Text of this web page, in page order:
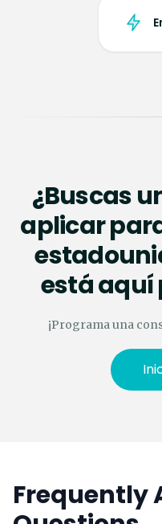
¿Buscas
aplicar
está
¡Programa una
Frequently